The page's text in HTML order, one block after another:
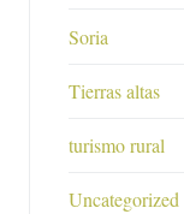
Soria
Tierras altas
turismo rural
Uncategorized